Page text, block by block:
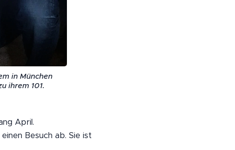
in München
ihrem 101.
April.
Besuch ab. Sie ist